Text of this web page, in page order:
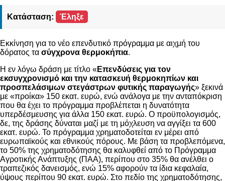
Κατάσταση: Έληξε
Εκκίνηση για το νέο επενδυτικό πρόγραμμα με αιχμή του
δόρατος τα σύγχρονα θερμοκήπια.
Η εν λόγω δράση με τίτλο «Επενδύσεις για τον
εκσυγχρονισμό και την κατασκευή θερμοκηπίων και
προσπελάσιμων στεγάστρων φυτικής παραγωγής» ξεκινά
με «προίκα» 150 εκατ. ευρώ, ενώ ανάλογα με την ανταπόκριση
που θα έχει το πρόγραμμα προβλέπεται η δυνατότητα
υπερδέσμευσης για άλλα 150 εκατ. ευρώ. Ο προϋπολογισμός,
δε, της δράσης δύναται μαζί με τη μόχλευση να αγγίξει τα 600
εκατ. ευρώ. Το πρόγραμμα χρηματοδοτείται εν μέρει από
ευρωπαϊκούς και εθνικούς πόρους. Με βάση τα προβλεπόμενα,
το 50% της χρηματοδότησης θα καλυφθεί από το Πρόγραμμα
Αγροτικής Ανάπτυξης (ΠΑΑ), περίπου στο 35% θα ανέλθει ο
τραπεζικός δανεισμός, ενώ 15% αφορούν τα ίδια κεφαλαία,
ύψους περίπου 90 εκατ. ευρώ. Στο πεδίο της χρηματοδότησης,